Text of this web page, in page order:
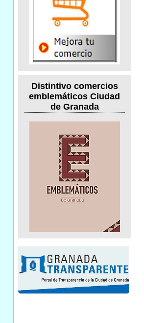
Distintivo comercios
emblemáticos Ciudad
de Granada